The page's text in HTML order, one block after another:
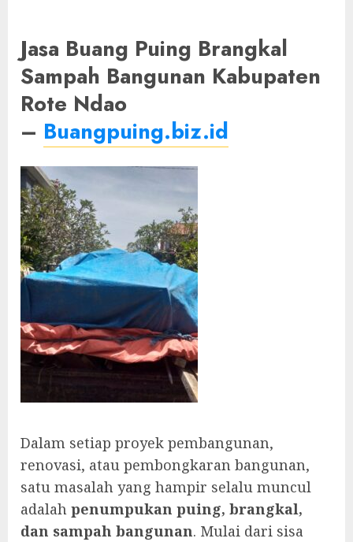
Jasa Buang Puing Brangkal
Sampah Bangunan Kabupaten
Rote Ndao
– Buangpuing.biz.id
Dalam setiap proyek pembangunan,
renovasi, atau pembongkaran bangunan,
satu masalah yang hampir selalu muncul
adalah penumpukan puing, brangkal,
dan sampah bangunan. Mulai dari sisa